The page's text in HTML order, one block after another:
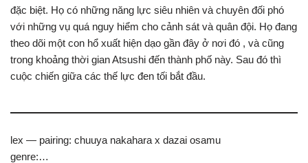
đặc biệt. Họ có những năng lực siêu nhiên và chuyên đối phó
với những vụ quá nguy hiểm cho cảnh sát và quân đội. Họ đang
theo dõi một con hổ xuất hiện dạo gần đây ở nơi đó , và cũng
trong khoảng thời gian Atsushi đến thành phố này. Sau đó thì
cuộc chiến giữa các thế lực đen tối bắt đầu.
lex — pairing: chuuya nakahara x dazai osamu
genre:…